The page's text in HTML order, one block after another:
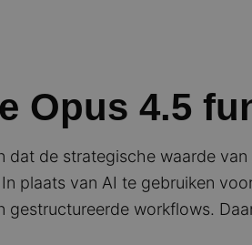
Opus 4.5
dat de strategische waarde
plaats van AI te gebruiken
gestructureerde workflows.